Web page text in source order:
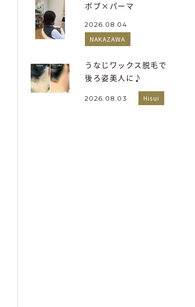
ボブ×パーマ
2026.08.04
NAKAZAWA
うなじワックス脱毛で
後ろ姿美人に♪
2026.08.03 Hisui